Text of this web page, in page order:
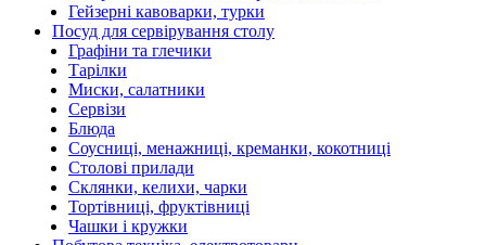
Гейзерні кавоварки, турки
Посуд для сервірування столу
Графіни та глечики
Тарілки
Миски, салатники
Сервізи
Блюда
Соусниці, менажниці, креманки, кокотниці
Столові прилади
Склянки, келихи, чарки
Тортівниці, фруктівниці
Чашки і кружки